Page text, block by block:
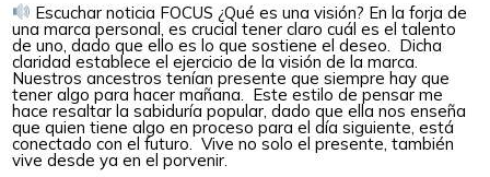
Escuchar noticia FOCUS ¿Qué es una visión? En la forja de
una marca personal, es crucial tener claro cuál es el talento
de uno, dado que ello es lo que sostiene el deseo. Dicha
claridad establece el ejercicio de la visión de la marca.
Nuestros ancestros tenían presente que siempre hay que
tener algo para hacer mañana. Este estilo de pensar me
hace resaltar la sabiduría popular, dado que ella nos enseña
que quien tiene algo en proceso para el día siguiente, está
conectado con el futuro. Vive no solo el presente, también
vive desde ya en el porvenir.